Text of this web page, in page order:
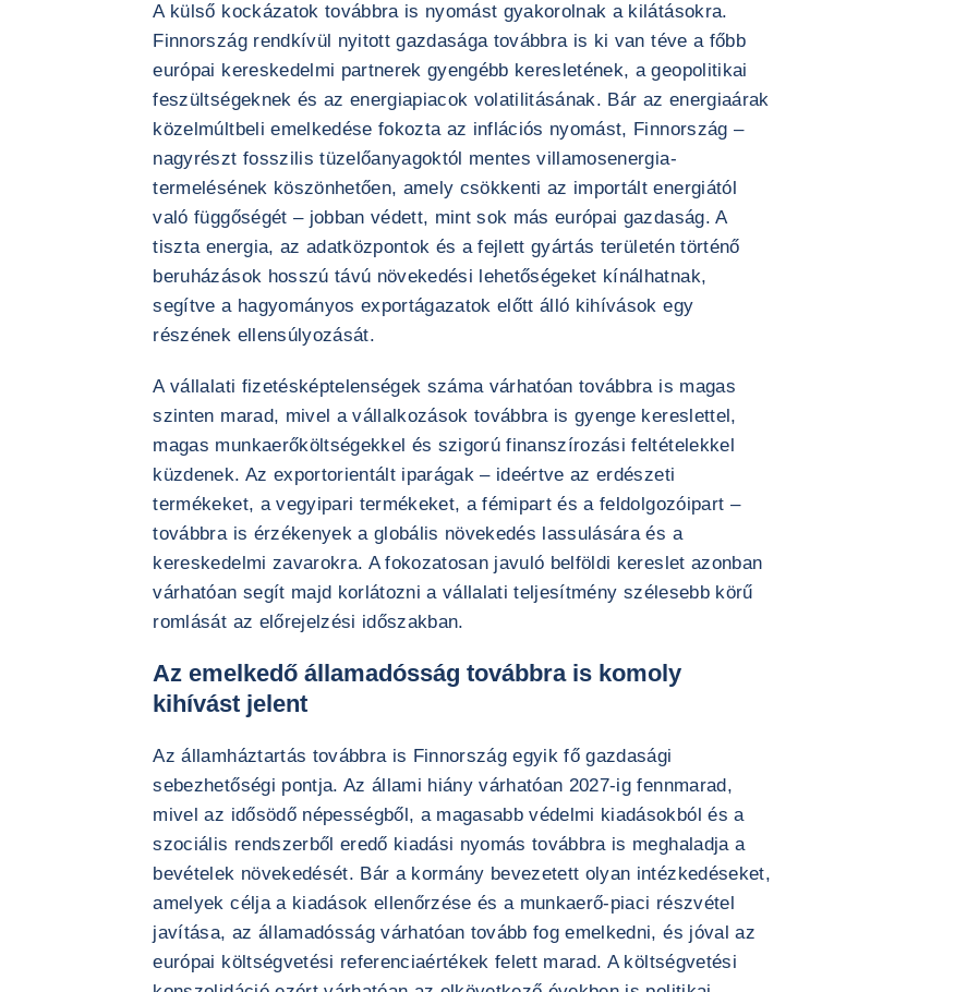
A külső kockázatok továbbra is nyomást gyakorolnak a kilátásokra.
Finnország rendkívül nyitott gazdasága továbbra is ki van téve a főbb
európai kereskedelmi partnerek gyengébb keresletének, a geopolitikai
feszültségeknek és az energiapiacok volatilitásának. Bár az energiaárak
közelmúltbeli emelkedése fokozta az inflációs nyomást, Finnország –
nagyrészt fosszilis tüzelőanyagoktól mentes villamosenergia-
termelésének köszönhetően, amely csökkenti az importált energiától
való függőségét – jobban védett, mint sok más európai gazdaság. A
tiszta energia, az adatközpontok és a fejlett gyártás területén történő
beruházások hosszú távú növekedési lehetőségeket kínálhatnak,
segítve a hagyományos exportágazatok előtt álló kihívások egy
részének ellensúlyozását.
A vállalati fizetésképtelenségek száma várhatóan továbbra is magas
szinten marad, mivel a vállalkozások továbbra is gyenge kereslettel,
magas munkaerőköltségekkel és szigorú finanszírozási feltételekkel
küzdenek. Az exportorientált iparágak – ideértve az erdészeti
termékeket, a vegyipari termékeket, a fémipart és a feldolgozóipart –
továbbra is érzékenyek a globális növekedés lassulására és a
kereskedelmi zavarokra. A fokozatosan javuló belföldi kereslet azonban
várhatóan segít majd korlátozni a vállalati teljesítmény szélesebb körű
romlását az előrejelzési időszakban.
Az emelkedő államadósság továbbra is komoly
kihívást jelent
Az államháztartás továbbra is Finnország egyik fő gazdasági
sebezhetőségi pontja. Az állami hiány várhatóan 2027-ig fennmarad,
mivel az idősödő népességből, a magasabb védelmi kiadásokból és a
szociális rendszerből eredő kiadási nyomás továbbra is meghaladja a
bevételek növekedését. Bár a kormány bevezetett olyan intézkedéseket,
amelyek célja a kiadások ellenőrzése és a munkaerő-piaci részvétel
javítása, az államadósság várhatóan tovább fog emelkedni, és jóval az
európai költségvetési referenciaértékek felett marad. A költségvetési